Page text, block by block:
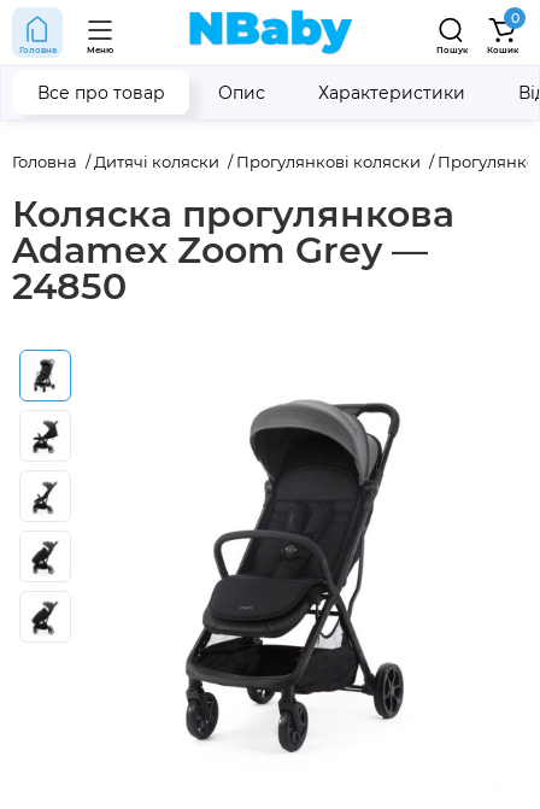
Головна Меню Пошук
0
Кошик
Головна Дитячі коляски Прогулянкові коляски
Коляска прогулянкова
Adamex Zoom Grey —
24850
Все про товар Опис Характеристики